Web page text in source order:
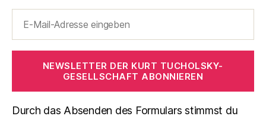
NEWSLETTER DER KURT TUCHOLSKY-
GESELLSCHAFT ABONNIEREN
Durch das Absenden des Formulars stimmst du